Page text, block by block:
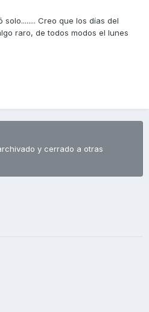
Creo que los días del
raro, de todos modos el lunes
y cerrado a otras